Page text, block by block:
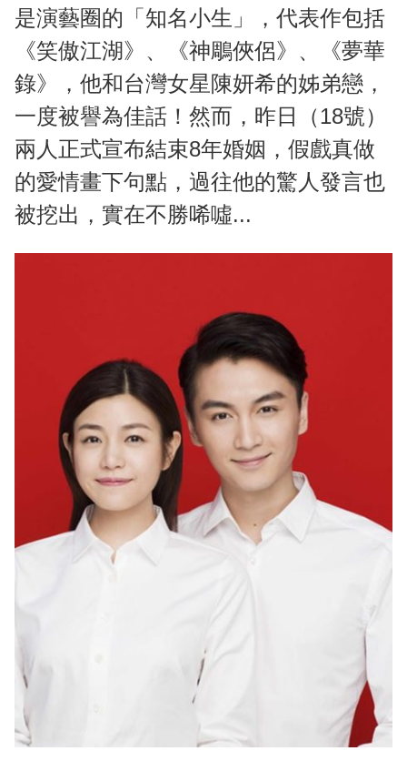
u
e
是演藝圈的「知名小生」，代表作包括
《笑傲江湖》、《神鵰俠侶》、《夢華
錄》，他和台灣女星陳妍希的姊弟戀，
一度被譽為佳話！然而，昨日（18號）
兩人正式宣布結束8年婚姻，假戲真做
的愛情畫下句點，過往他的驚人發言也
被挖出，實在不勝唏噓...